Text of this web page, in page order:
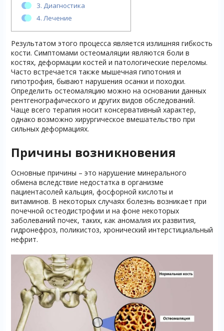
3. Диагностика
4. Лечение
Результатом этого процесса является излишняя гибкость
кости. Симптомами остеомаляции являются боли в
костях, деформации костей и патологические переломы.
Часто встречается также мышечная гипотония и
гипотрофия, бывают нарушения осанки и походки.
Определить остеомаляцию можно на основании данных
рентгенографического и других видов обследований.
Чаще всего терапия носит консервативный характер,
однако возможно хирургическое вмешательство при
сильных деформациях.
Причины возникновения
Основные причины – это нарушение минерального
обмена вследствие недостатка в организме
пациентасолей кальция, фосфорной кислоты и
витаминов. В некоторых случаях болезнь возникает при
почечной остеодистрофии и на фоне некоторых
заболеваний почек, таких, как аномалия их развития,
гидронефроз, поликистоз, хронический интерстициальный
нефрит.